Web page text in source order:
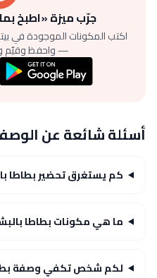
جرّب ميزة «اطبخ
اكتب المكونات الموجودة في
— واحفظ وقيّم
أسئلة شائعة عن
كم يستغرق تحضير بطاطا
ما هي مكونات بطاطا
لكم شخص تكفي وصفة